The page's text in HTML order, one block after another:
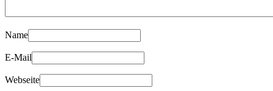
Name
E-Mail
Webseite